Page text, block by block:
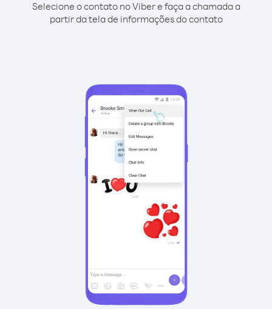
Selecione o contato no Viber e faça a chamada a
partir da tela de informações do contato